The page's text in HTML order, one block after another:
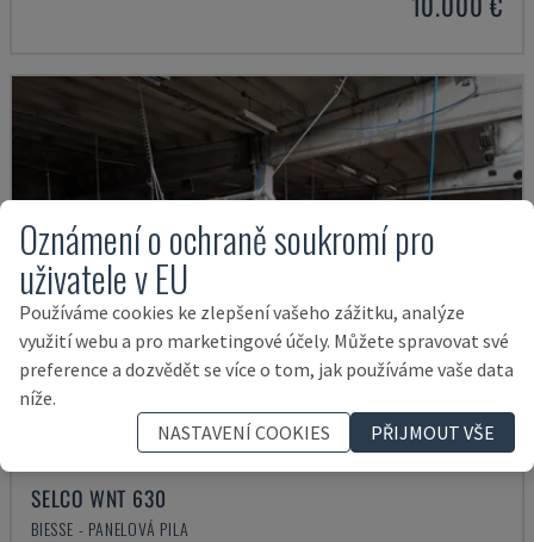
SELCO WNT 630
BIESSE - PANELOVÁ PILA
Oznámení o ochraně soukromí pro
uživatele v EU
Používáme cookies ke zlepšení vašeho zážitku, analýze
využití webu a pro marketingové účely. Můžete spravovat své
preference a dozvědět se více o tom, jak používáme vaše data
níže.
NASTAVENÍ COOKIES
PŘIJMOUT VŠE